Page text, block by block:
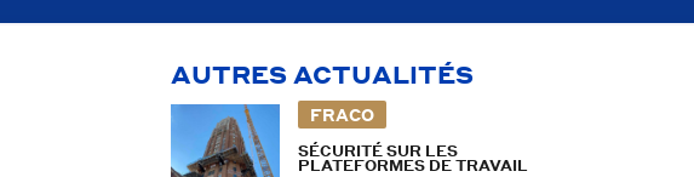
AUTRES ACTUALITÉS
FRACO
SÉCURITÉ SUR LES
PLATEFORMES DE TRAVAIL